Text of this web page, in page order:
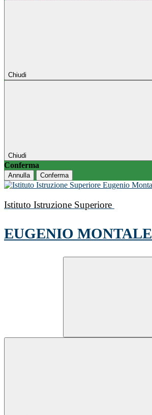
Chiudi
Chiudi
Conferma
Annulla Conferma
Istituto Istruzione Superiore
EUGENIO MONTALE